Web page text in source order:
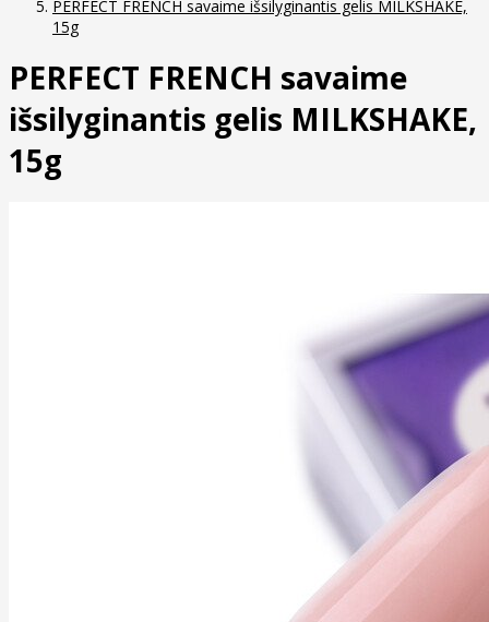
PERFECT FRENCH savaime išsilyginantis gelis MILKSHAKE,
15g
PERFECT FRENCH savaime
išsilyginantis gelis MILKSHAKE,
15g